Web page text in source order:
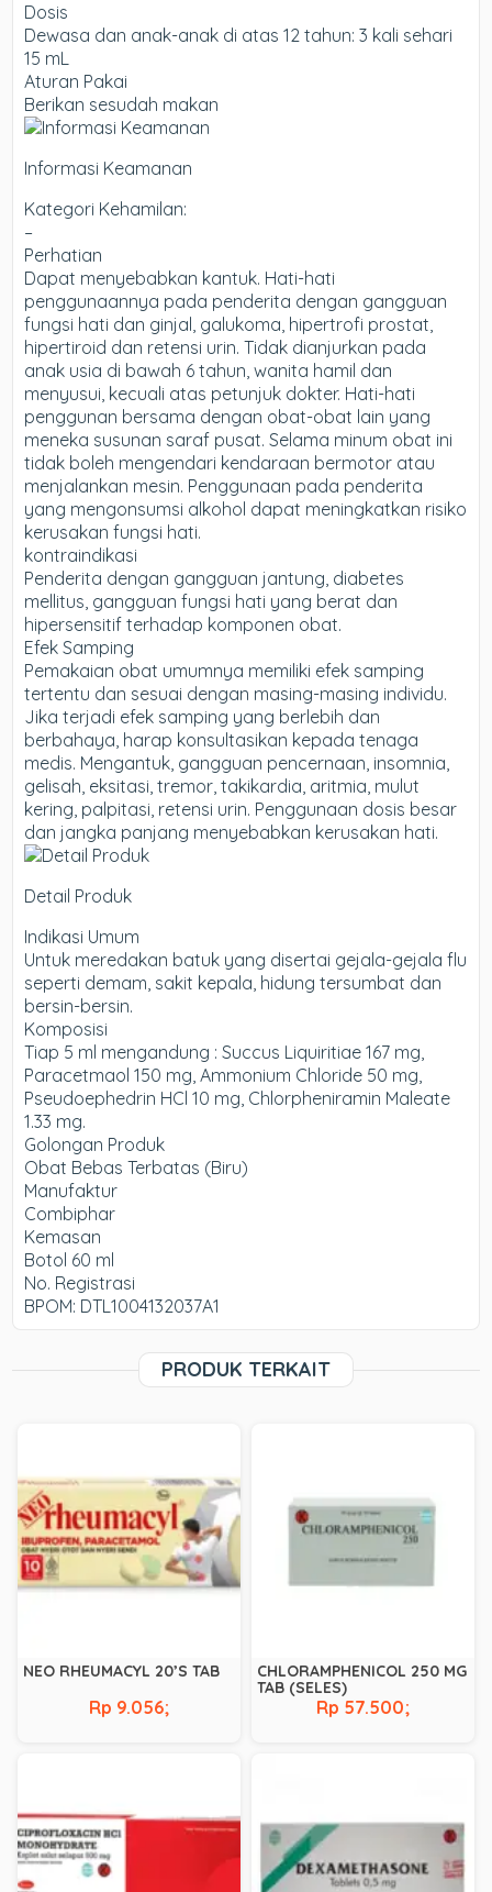
Dosis
Dewasa dan anak-anak di atas 12 tahun: 3 kali sehari
15 mL
Aturan Pakai
Berikan sesudah makan
Informasi Keamanan
Kategori Kehamilan:
–
Perhatian
Dapat menyebabkan kantuk. Hati-hati
penggunaannya pada penderita dengan gangguan
fungsi hati dan ginjal, galukoma, hipertrofi prostat,
hipertiroid dan retensi urin. Tidak dianjurkan pada
anak usia di bawah 6 tahun, wanita hamil dan
menyusui, kecuali atas petunjuk dokter. Hati-hati
penggunan bersama dengan obat-obat lain yang
meneka susunan saraf pusat. Selama minum obat ini
tidak boleh mengendari kendaraan bermotor atau
menjalankan mesin. Penggunaan pada penderita
yang mengonsumsi alkohol dapat meningkatkan risiko
kerusakan fungsi hati.
kontraindikasi
Penderita dengan gangguan jantung, diabetes
mellitus, gangguan fungsi hati yang berat dan
hipersensitif terhadap komponen obat.
Efek Samping
Pemakaian obat umumnya memiliki efek samping
tertentu dan sesuai dengan masing-masing individu.
Jika terjadi efek samping yang berlebih dan
berbahaya, harap konsultasikan kepada tenaga
medis. Mengantuk, gangguan pencernaan, insomnia,
gelisah, eksitasi, tremor, takikardia, aritmia, mulut
kering, palpitasi, retensi urin. Penggunaan dosis besar
dan jangka panjang menyebabkan kerusakan hati.
Detail Produk
Indikasi Umum
Untuk meredakan batuk yang disertai gejala-gejala flu
seperti demam, sakit kepala, hidung tersumbat dan
bersin-bersin.
Komposisi
Tiap 5 ml mengandung : Succus Liquiritiae 167 mg,
Paracetmaol 150 mg, Ammonium Chloride 50 mg,
Pseudoephedrin HCl 10 mg, Chlorpheniramin Maleate
1.33 mg.
Golongan Produk
Obat Bebas Terbatas (Biru)
Manufaktur
Combiphar
Kemasan
Botol 60 ml
No. Registrasi
BPOM: DTL1004132037A1
PRODUK TERKAIT
NEO RHEUMACYL 20’S TAB
Rp 9.056;
CHLORAMPHENICOL 250 MG
TAB (SELES)
Rp 57.500;